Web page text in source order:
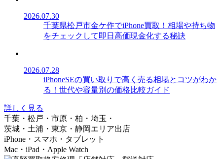
2026.07.30
千葉県松戸市金ケ作でiPhone買取！相場や持ち物
をチェックして即日高価現金化する秘訣
2026.07.28
iPhoneSEの買い取りで高く売る相場とコツがわか
る！世代や容量別の価格比較ガイド
詳しく見る
千葉・松戸・市原・柏・埼玉・
茨城・土浦・東京・静岡エリア出店
iPhone・スマホ・タブレット
Mac・iPad・Apple Watch